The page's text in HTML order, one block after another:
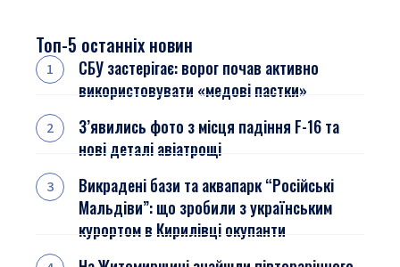
Топ-5 останніх новин
СБУ застерігає: ворог почав активно
використовувати «медові пастки»
З’явились фото з місця падіння F-16 та
нові деталі авіатрощі
Викрадені бази та аквапарк “Російські
Мальдіви”: що зробили з українським
курортом в Кирилівці окупанти